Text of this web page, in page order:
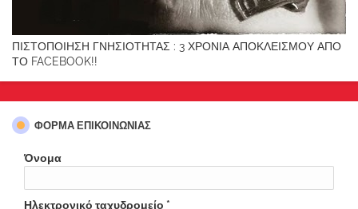
ΠΙΣΤΟΠΟΙΗΣΗ ΓΝΗΣΙΟΤΗΤΑΣ : 3 ΧΡΟΝΙΑ ΑΠΟΚΛΕΙΣΜΟΥ ΑΠΟ
ΤΟ FACEBOOK!!
ΦΌΡΜΑ ΕΠΙΚΟΙΝΩΝΊΑΣ
Όνομα
Ηλεκτρονικό ταχυδρομείο *